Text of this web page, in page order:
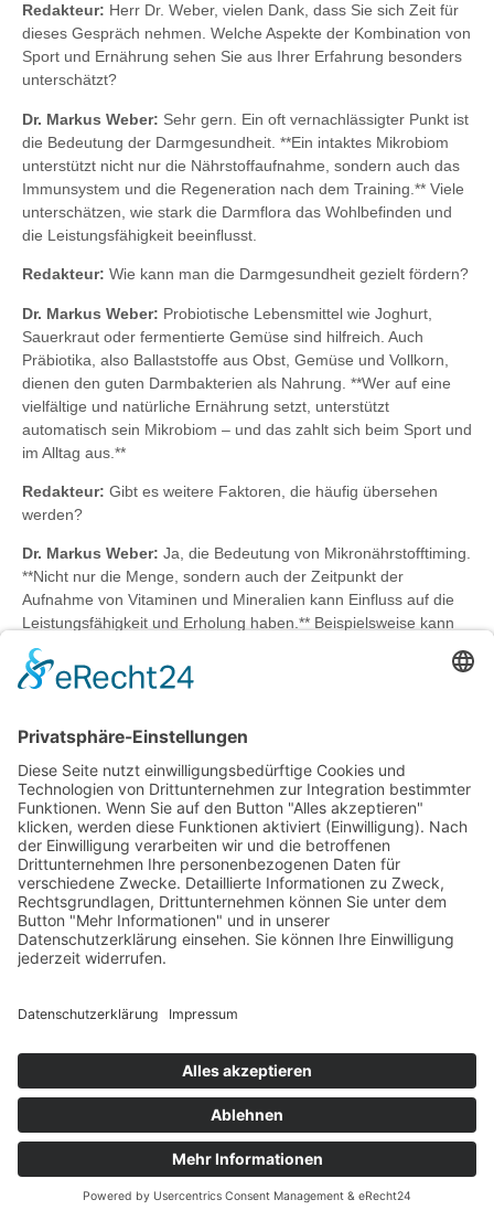
Redakteur: Herr Dr. Weber, vielen Dank, dass Sie sich Zeit für
dieses Gespräch nehmen. Welche Aspekte der Kombination von
Sport und Ernährung sehen Sie aus Ihrer Erfahrung besonders
unterschätzt?
Dr. Markus Weber: Sehr gern. Ein oft vernachlässigter Punkt ist
die Bedeutung der Darmgesundheit. **Ein intaktes Mikrobiom
unterstützt nicht nur die Nährstoffaufnahme, sondern auch das
Immunsystem und die Regeneration nach dem Training.** Viele
unterschätzen, wie stark die Darmflora das Wohlbefinden und
die Leistungsfähigkeit beeinflusst.
Redakteur: Wie kann man die Darmgesundheit gezielt fördern?
Dr. Markus Weber: Probiotische Lebensmittel wie Joghurt,
Sauerkraut oder fermentierte Gemüse sind hilfreich. Auch
Präbiotika, also Ballaststoffe aus Obst, Gemüse und Vollkorn,
dienen den guten Darmbakterien als Nahrung. **Wer auf eine
vielfältige und natürliche Ernährung setzt, unterstützt
automatisch sein Mikrobiom – und das zahlt sich beim Sport und
im Alltag aus.**
Redakteur: Gibt es weitere Faktoren, die häufig übersehen
werden?
Dr. Markus Weber: Ja, die Bedeutung von Mikronährstofftiming.
**Nicht nur die Menge, sondern auch der Zeitpunkt der
Aufnahme von Vitaminen und Mineralien kann Einfluss auf die
Leistungsfähigkeit und Erholung haben.** Beispielsweise kann
die Zufuhr von Magnesium am Abend die Muskelentspannung
fördern.
Zusammenspiel von Ernährung und Sport?
Dr. Markus Weber:Sie ist entscheidend. Ernährung beeinflusst
nicht nur den Körper, sondern auch das Gehirn. **Bestimmte
Nährstoffe wie Omega-3-Fettsäuren oder B-Vitamine stärken
die kognitive Leistungsfähigkeit und helfen, Stress abzubauen.**
Diese Effekte verstärken sich durch körperliche Aktivität, die
wiederum neurochemische Prozesse im Gehirn positiv
beeinflusst.
Redakteur:Abschließend: Welchen Tipp geben Sie Menschen,
Dr. Markus Weber: **Geduld haben und auf den eigenen
wichtig, Erfolge zu feiern, aber auch Rückschläge als
Lernmöglichkeiten zu sehen. Eine ganzheitliche Betrachtung
Hinweis: Bilder wurden mithilfe künstlicher Intelligenz